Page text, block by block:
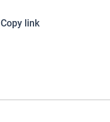
Copy link